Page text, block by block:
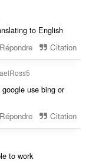
to English
Répondre Citation
use bing or
Répondre Citation
to work